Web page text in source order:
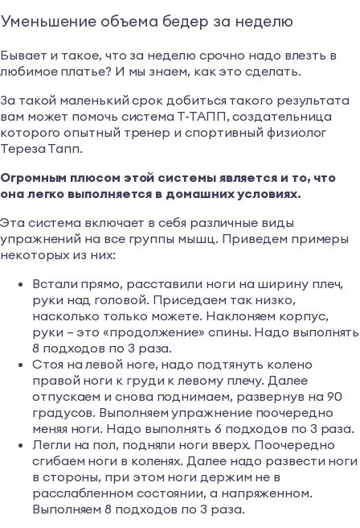
Уменьшение объема бедер за неделю
Бывает и такое, что за неделю срочно надо влезть в
любимое платье? И мы знаем, как это сделать.
За такой маленький срок добиться такого результата
вам может помочь система Т-ТАПП, создательница
которого опытный тренер и спортивный физиолог
Тереза Тапп.
Огромным плюсом этой системы является и то, что
она легко выполняется в домашних условиях.
Эта система включает в себя различные виды
упражнений на все группы мышц. Приведем примеры
некоторых из них:
Встали прямо, расставили ноги на ширину плеч,
руки над головой. Приседаем так низко,
насколько только можете. Наклоняем корпус,
руки – это «продолжение» спины. Надо выполнять
8 подходов по 3 раза.
Стоя на левой ноге, надо подтянуть колено
правой ноги к груди к левому плечу. Далее
отпускаем и снова поднимаем, развернув на 90
градусов. Выполняем упражнение поочередно
меняя ноги. Надо выполнять 6 подходов по 3 раза.
Легли на пол, подняли ноги вверх. Поочередно
сгибаем ноги в коленях. Далее надо развести ноги
в стороны, при этом ноги держим не в
расслабленном состоянии, а напряженном.
Выполняем 8 подходов по 3 раза.